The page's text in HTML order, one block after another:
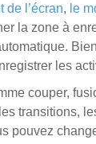
de l’écran, le
la zone à
les
couper,
transitions,
pouvez